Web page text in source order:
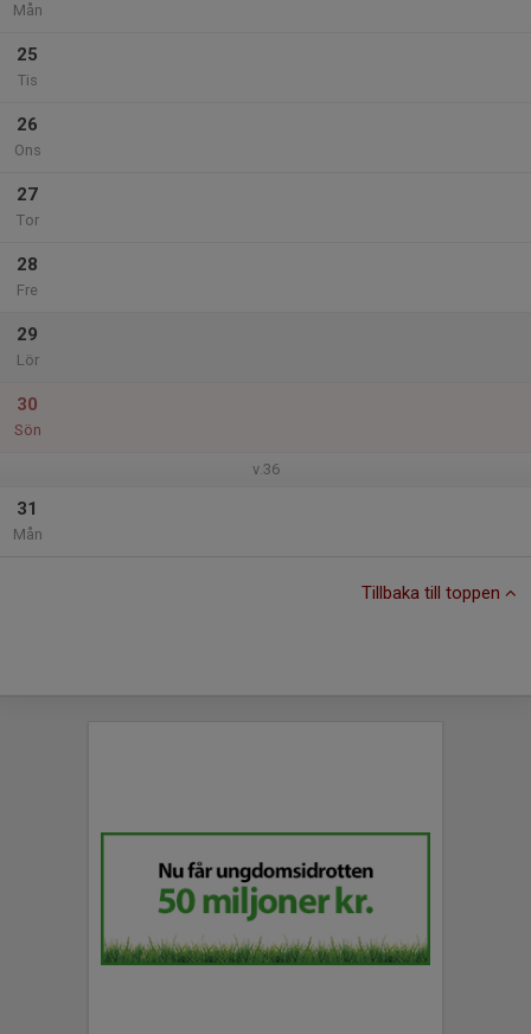
Mån
25
Tis
26
Ons
27
Tor
28
Fre
29
Lör
30
Sön
v.36
31
Mån
Tillbaka till toppen